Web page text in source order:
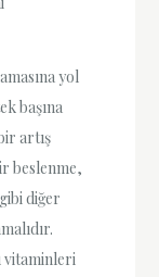
yol
başına
artış
beslenme,
diğer
vitaminleri